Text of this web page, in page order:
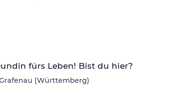
fürs Leben! Bist du hier?
(Württemberg)